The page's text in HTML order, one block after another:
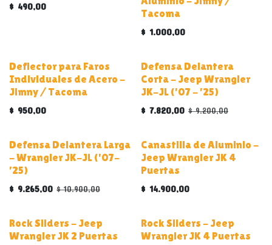
$ 490,00
Tacoma
$ 1.000,00
Deflector para Faros
Individuales de Acero -
Jimny / Tacoma
$ 950,00
Defensa Delantera
Corta - Jeep Wrangler
JK-JL ('07 - '25)
$ 7.820,00 $9.200,00
Defensa Delantera Larga
- Wrangler JK-JL ('07-
'25)
$ 9.265,00 $10.900,00
ALUMINIO
Canastilla de Aluminio -
Jeep Wrangler JK 4
Puertas
$ 14.900,00
Rock Sliders - Jeep
Wrangler JK 2 Puertas
Rock Sliders - Jeep
Wrangler JK 4 Puertas